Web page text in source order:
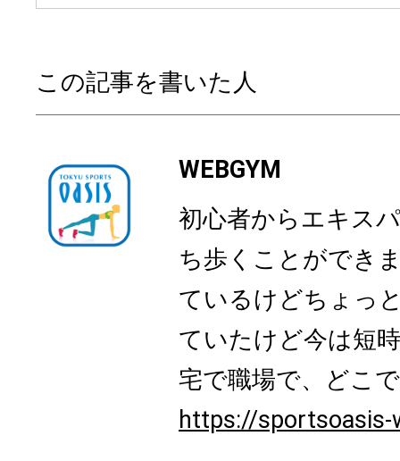
この記事を書いた人
WEBGYM
初心者からエキス
ち歩くことができ
ているけどちょっ
ていたけど今は短
宅で職場で、どこ
https://sportsoasis-